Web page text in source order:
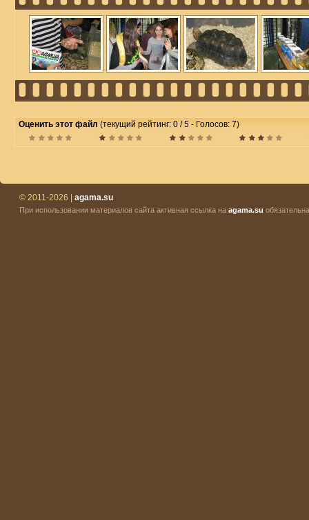
Оценить этот файл (текущий рейтинг: 0 / 5 - Голосов: 7)
© 2011-2026 | agama.su
При использовании материалов сайта активная ссылка на agama.su